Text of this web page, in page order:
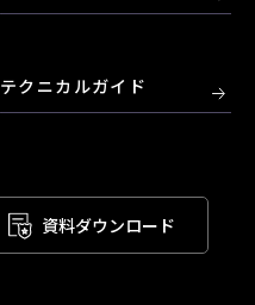
資料ダウンロード
テクニカルガイド